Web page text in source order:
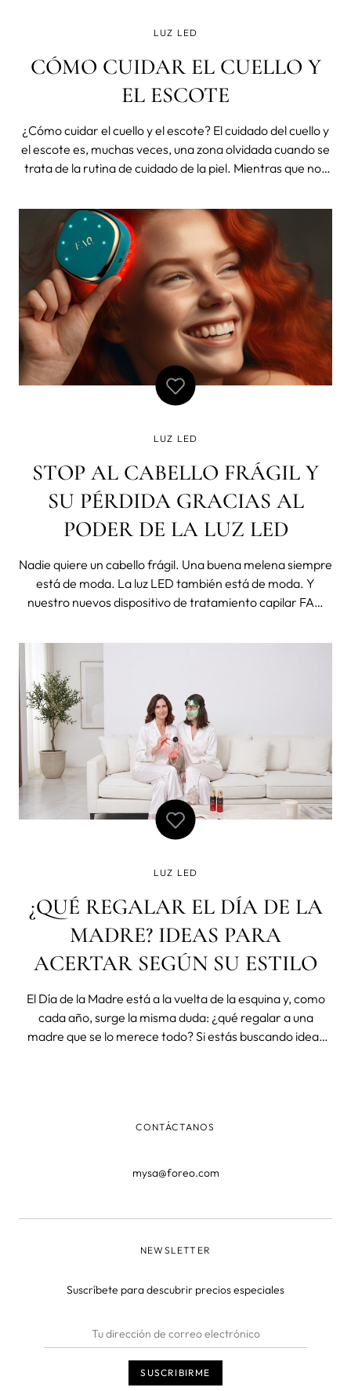
LUZ LED
CÓMO CUIDAR EL CUELLO Y
EL ESCOTE
¿Cómo cuidar el cuello y el escote? El cuidado del cuello y
el escote es, muchas veces, una zona olvidada cuando se
trata de la rutina de cuidado de la piel. Mientras que nos
también están expuestas a los mismos factores
ambientales y, al ser zo
LUZ LED
STOP AL CABELLO FRÁGIL Y
SU PÉRDIDA GRACIAS AL
PODER DE LA LUZ LED
Nadie quiere un cabello frágil. Una buena melena siempre
está de moda. La luz LED también está de moda. Y
nuestro nuevos dispositivo de tratamiento capilar FAQ
tanto para hombres como para mujeres es cuando nos
damos cuenta que tenemos el ca
LUZ LED
¿QUÉ REGALAR EL DÍA DE LA
MADRE? IDEAS PARA
ACERTAR SEGÚN SU ESTILO
El Día de la Madre está a la vuelta de la esquina y, como
cada año, surge la misma duda: ¿qué regalar a una
madre que se lo merece todo? Si estás buscando ideas
CONTÁCTANOS
mysa@foreo.com
NEWSLETTER
Suscríbete para descubrir precios especiales